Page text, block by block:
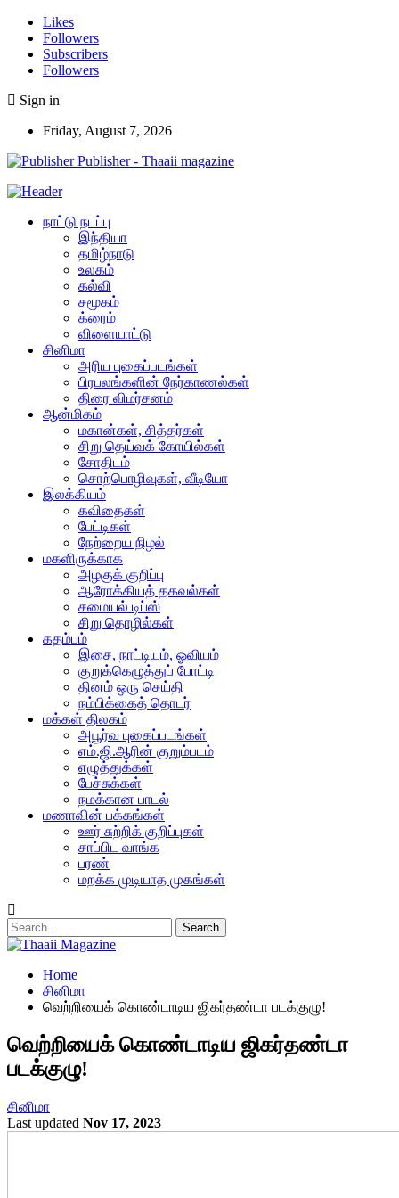
Likes
Followers
Subscribers
Followers
Sign in
Friday, August 7, 2026
Publisher - Thaaii magazine
நாட்டு நடப்பு
இந்தியா
தமிழ்நாடு
உலகம்
கல்வி
சமூகம்
க்ரைம்
விளையாட்டு
சினிமா
அரிய புகைப்படங்கள்
பிரபலங்களின் நேர்காணல்கள்
திரை விமர்சனம்
ஆன்மிகம்
மகான்கள், சித்தர்கள்
சிறு தெய்வக் கோயில்கள்
சோதிடம்
சொற்பொழிவுகள், வீடியோ
இலக்கியம்
கவிதைகள்
பேட்டிகள்
நேற்றைய நிழல்
மகளிருக்காக
அழகுக் குறிப்பு
ஆரோக்கியத் தகவல்கள்
சமையல் டிப்ஸ்
சிறு தொழில்கள்
கதம்பம்
இசை, நாட்டியம், ஓவியம்
குறுக்கெழுத்துப் போட்டி
தினம் ஒரு செய்தி
நம்பிக்கைத் தொடர்
மக்கள் திலகம்
அபூர்வ புகைப்படங்கள்
எம்.ஜி.ஆரின் குறும்படம்
எழுத்துக்கள்
பேச்சுக்கள்
நமக்கான பாடல்
மணாவின் பக்கங்கள்
ஊர் சுற்றிக் குறிப்புகள்
சாப்பிட வாங்க
பரண்
மறக்க முடியாத முகங்கள்
Home
சினிமா
வெற்றியைக் கொண்டாடிய ஜிகர்தண்டா படக்குழு!
வெற்றியைக் கொண்டாடிய ஜிகர்தண்டா
படக்குழு!
சினிமா
Last updated Nov 17, 2023